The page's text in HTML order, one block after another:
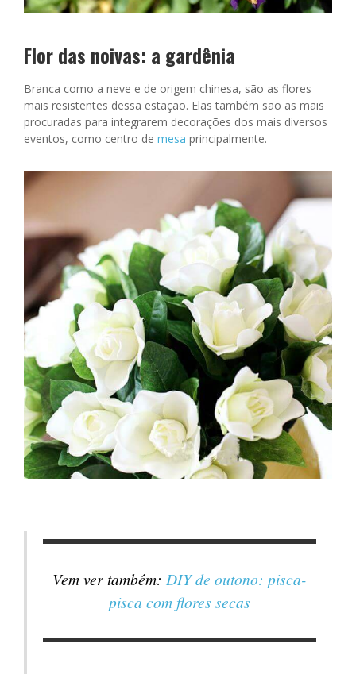
Flor das noivas: a gardênia
Branca como a neve e de origem chinesa, são as flores
mais resistentes dessa estação. Elas também são as mais
procuradas para integrarem decorações dos mais diversos
eventos, como centro de mesa principalmente.
Vem ver também: DIY de outono: pisca-
pisca com flores secas